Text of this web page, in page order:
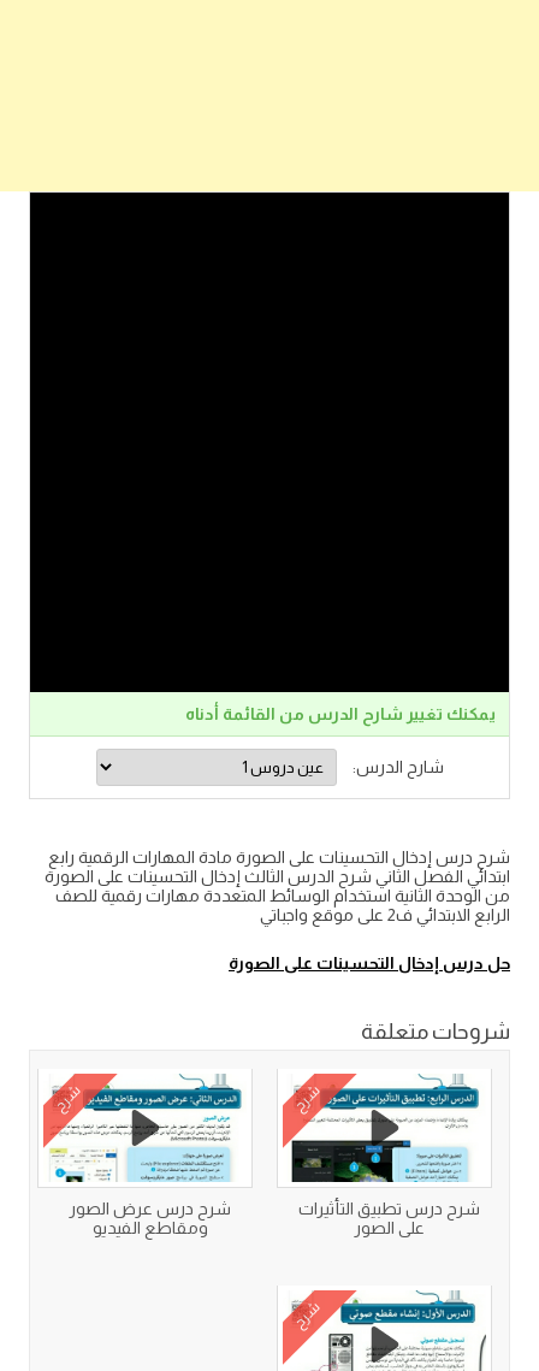
يمكنك تغيير شارح الدرس من القائمة أدناه
شارح الدرس:
شرح درس إدخال التحسينات على الصورة مادة المهارات الرقمية رابع
ابتدائي الفصل الثاني شرح الدرس الثالث إدخال التحسينات على الصورة
من الوحدة الثانية استخدام الوسائط المتعددة مهارات رقمية للصف
الرابع الابتدائي ف2 على موقع واجباتي
حل درس إدخال التحسينات على الصورة
شروحات متعلقة
شرح
شرح درس تطبيق التأثيرات
على الصور
شرح
شرح درس عرض الصور
ومقاطع الفيديو
شرح